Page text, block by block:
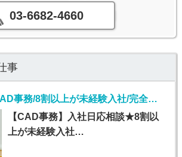
03-6682-4660
事
オフィス事務(CAD事務/8割以上が未経験入社/完全週休2日)
【CAD事務】入社日応相談★8割以
上が未経験入社…